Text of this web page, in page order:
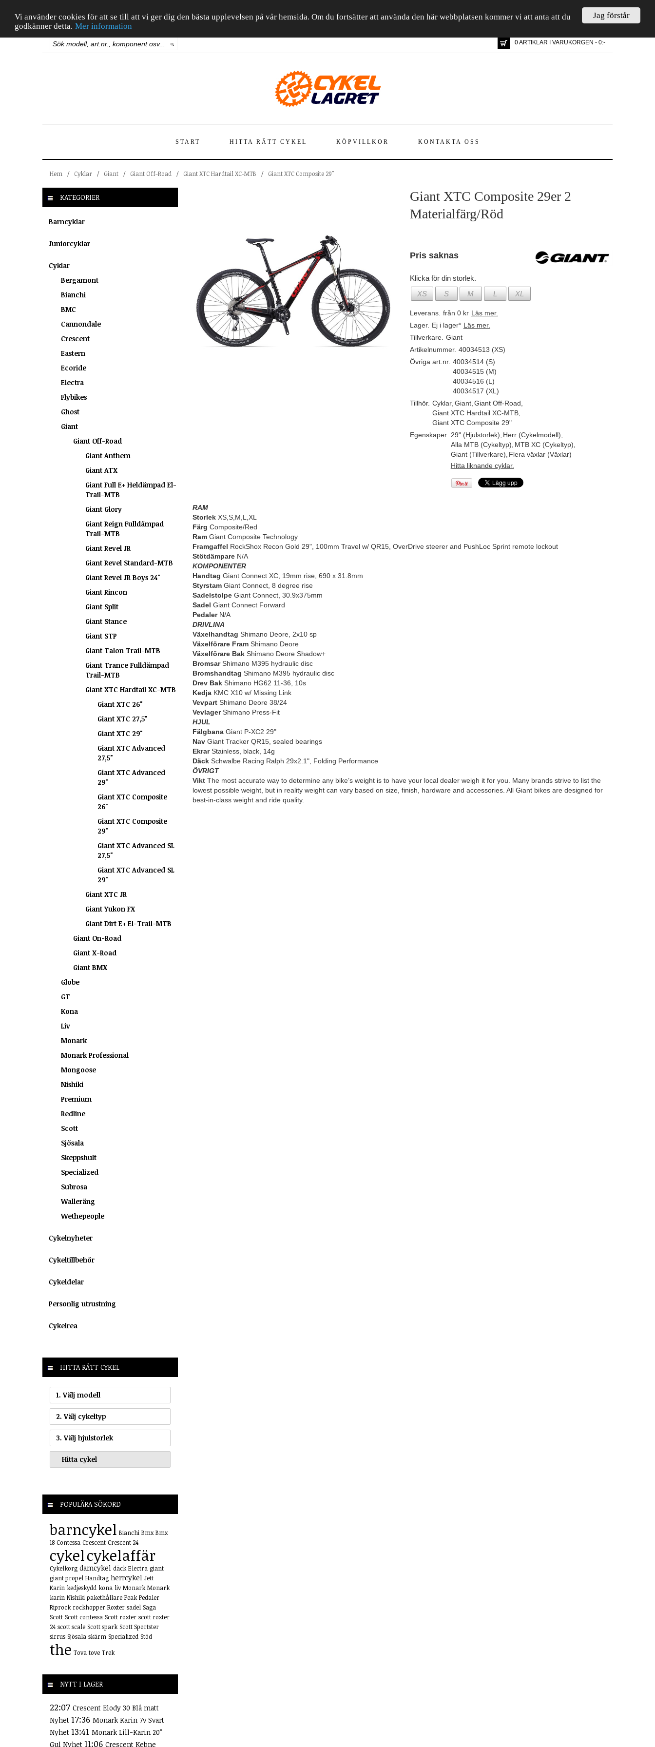
Jag förstår
Vi använder cookies för att se till att vi ger dig den bästa upplevelsen på vår hemsida. Om du fortsätter att använda den här webbplatsen kommer vi att anta att du
godkänner detta. Mer information
0 ARTIKLAR I VARUKORGEN - 0:-
START HITTA RÄTT CYKEL KÖPVILLKOR KONTAKTA OSS
Hem / Cyklar / Giant / Giant Off-Road / Giant XTC Hardtail XC-MTB / Giant XTC Composite 29"
KATEGORIER
Barncyklar
Juniorcyklar
Cyklar
Bergamont
Bianchi
BMC
Cannondale
Crescent
Eastern
Ecoride
Electra
Flybikes
Ghost
Giant
Giant Off-Road
Giant Anthem
Giant ATX
Giant Full E+ Heldämpad El-
Trail-MTB
Giant Glory
Giant Reign Fulldämpad
Trail-MTB
Giant Revel JR
Giant Revel Standard-MTB
Giant Revel JR Boys 24"
Giant Rincon
Giant Split
Giant Stance
Giant STP
Giant Talon Trail-MTB
Giant Trance Fulldämpad
Trail-MTB
Giant XTC Hardtail XC-MTB
Giant XTC 26"
Giant XTC 27,5"
Giant XTC 29"
Giant XTC Advanced
27,5"
Giant XTC Advanced
29"
Giant XTC Composite
26"
Giant XTC Composite
29"
Giant XTC Advanced SL
27,5"
Giant XTC Advanced SL
29"
Giant XTC JR
Giant Yukon FX
Giant Dirt E+ El-Trail-MTB
Giant On-Road
Giant X-Road
Giant BMX
Globe
GT
Kona
Liv
Monark
Monark Professional
Mongoose
Nishiki
Premium
Redline
Scott
Sjösala
Skeppshult
Specialized
Subrosa
Walleräng
Wethepeople
Cykelnyheter
Cykeltillbehör
Cykeldelar
Personlig utrustning
Cykelrea
HITTA RÄTT CYKEL
1. Välj modell
2. Välj cykeltyp
3. Välj hjulstorlek
POPULÄRA SÖKORD
barncykel Bianchi Bmx Bmx
18 Contessa Crescent Crescent 24
cykelcykelaffär
Cykelkorg damcykel däck Electra giant
giant propel Handtag herrcykel Jett
Karin kedjeskydd kona liv Monark Monark
karin Nishiki pakethållare Peak Pedaler
Riprock rockhopper Roxter sadel Saga
Scott Scott contessa Scott roxter scott roxter
24 scott scale Scott spark Scott Sportster
sirrus Sjösala skärm Specialized Stöd
the Tova tove Trek
NYTT I LAGER
22:07 Crescent Elody 30 Blå matt
Nyhet 17:36 Monark Karin 7v Svart
Nyhet 13:41 Monark Lill-Karin 20"
Gul Nyhet 11:06 Crescent Kebne
Giant XTC Composite 29er 2
Materialfärg/Röd
Pris saknas
Klicka för din storlek.
XS
S M L XL
Leverans. från 0 kr Läs mer.
Lager. Ej i lager* Läs mer.
Tillverkare. Giant
Artikelnummer. 40034513 (XS)
Övriga art.nr. 40034514 (S)
40034515 (M)
40034516 (L)
40034517 (XL)
Tillhör. Cyklar, Giant, Giant Off-Road
Giant XTC Hardtail XC-MTB,
Giant XTC Composite 29"
Egenskaper. 29" (Hjulstorlek) Herr (Cykelmodell)
Alla MTB (Cykeltyp) MTB XC (Cykeltyp)
Giant (Tillverkare) Flera växlar (Växlar)
Hitta liknande cyklar.
RAM
StorlekXS,S,M,L,XL
Färg Composite/Red
RamGiant Composite Technology
Framgaffel RockShox Recon Gold 29", 100mm Travel w/ QR15, OverDrive steerer and PushLoc Sprint remote lockout
StötdämpareN/A
KOMPONENTER
Handtag Giant Connect XC, 19mm rise, 690 x 31.8mm
StyrstamGiant Connect, 8 degree rise
SadelstolpeGiant Connect, 30.9x375mm
Sadel Giant Connect Forward
PedalerN/A
DRIVLINA
Växelhandtag Shimano Deore, 2x10 sp
Växelförare FramShimano Deore
Växelförare BakShimano Deore Shadow+
BromsarShimano M395 hydraulic disc
Bromshandtag Shimano M395 hydraulic disc
Drev BakShimano HG62 11-36, 10s
KedjaKMC X10 w/ Missing Link
VevpartShimano Deore 38/24
VevlagerShimano Press-Fit
HJUL
FälgbanaGiant P-XC2 29"
NavGiant Tracker QR15, sealed bearings
EkrarStainless, black, 14g
DäckSchwalbe Racing Ralph 29x2.1", Folding Performance
ÖVRIGT
ViktThe most accurate way to determine any bike’s weight is to have your local dealer weigh it for you. Many brands strive to list the
lowest possible weight, but in reality weight can vary based on size, finish, hardware and accessories. All Giant bikes are designed for
best-in-class weight and ride quality.